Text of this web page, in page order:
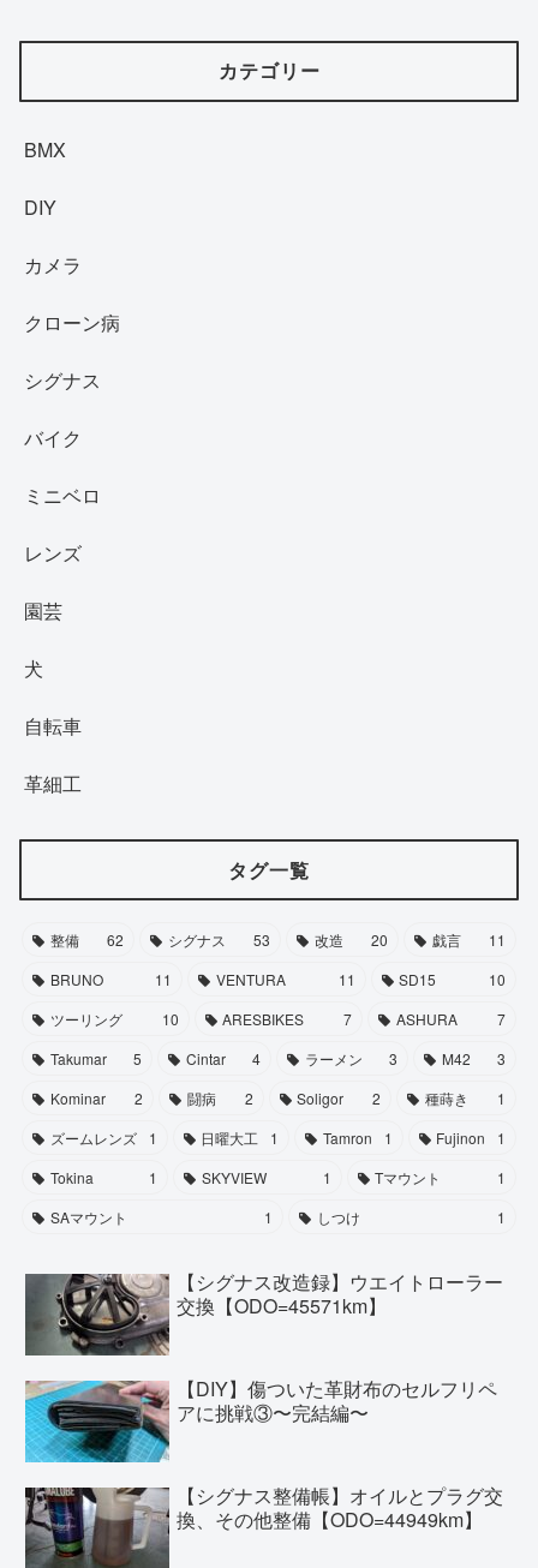
カテゴリー
BMX
DIY
カメラ
クローン病
シグナス
バイク
ミニベロ
レンズ
園芸
犬
自転車
革細工
タグ一覧
整備 62 シグナス 53 改造 20 戯言
11
BRUNO
11 VENTURA 11 SD15
10
ツーリング
10 ARESBIKES 7 ASHURA
7
Takumar
5 Cintar 4 ラーメン 3 M42
3
Kominar
2 闘病 2 Soligor 2 種蒔き
1
ズームレンズ
1 日曜大工 1 Tamron 1 Fujinon
1
Tokina
1 SKYVIEW 1 Tマウント
1
SAマウント
1 しつけ 1
【シグナス改造録】ウエイトローラー
交換【ODO=45571km】
【DIY】傷ついた革財布のセルフリペ
アに挑戦③〜完結編〜
【シグナス整備帳】オイルとプラグ交
換、その他整備【ODO=44949km】